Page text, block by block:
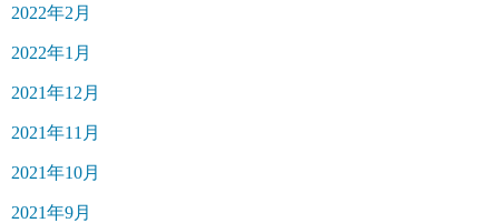
2022年2月
2022年1月
2021年12月
2021年11月
2021年10月
2021年9月